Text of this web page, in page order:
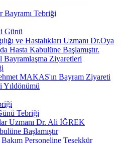
Bayramı Tebriği
Günü
ve Hastalıkları Uzmanı Dr.Oya
Hasta Kabulüne Başlamıştır.
Bayramlaşma Ziyaretleri
MAKAS'ın Bayram Ziyareti
Yıldönümü
Tebriği
Uzmanı Dr. Ali İĞREK
Başlamıştır
Personeline Teşekkür